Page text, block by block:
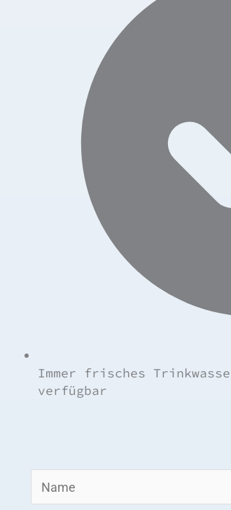
Immer frisches
verfügbar